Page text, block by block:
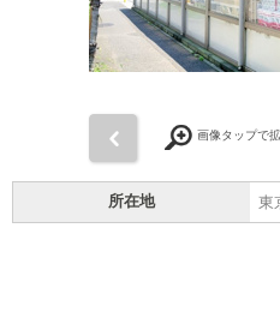
画像タップで
所在地 東